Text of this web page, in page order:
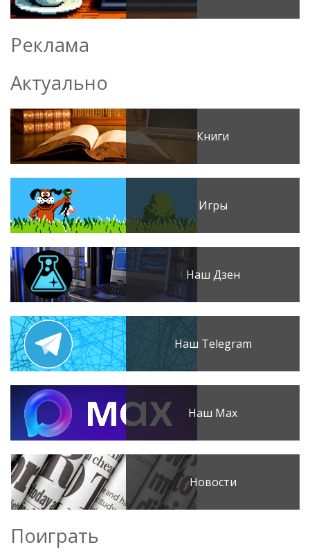
Реклама
Актуально
Книги
Игры
Наш Дзен
Наш Telegram
Наш Max
Новости
Поиграть